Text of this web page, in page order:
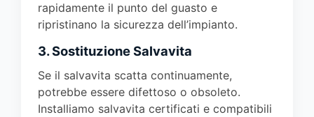
rapidamente il punto del guasto e
ripristinano la sicurezza dell’impianto.
3. Sostituzione Salvavita
Se il salvavita scatta continuamente,
potrebbe essere difettoso o obsoleto.
Installiamo salvavita certificati e compatibili